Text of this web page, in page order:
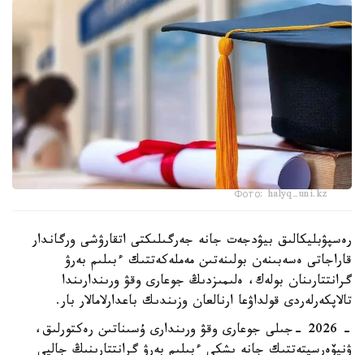
Фото: halyq-uni.kz
رەسپۋبليكالىق بيۋدجەت جانە جەرگىلىكتى اتقارۋشى ورگاندار
قاراجاتى ەسەبىنەن بولىنەتىن مەملەكەتتىك ءبىلىم بەرۋ
گرانتتارىنان بولەك، ەلىمىزدىڭ جوعارى وقۋ ورىندارىندا
تالاپكەرلەردى قولداۋعا ارنالعان وزىندىك باعدارلامالار بار.
- 2026 -جىلى جوعارى وقۋ ورىندارى ۇسىناتىن رەكتورلىق،